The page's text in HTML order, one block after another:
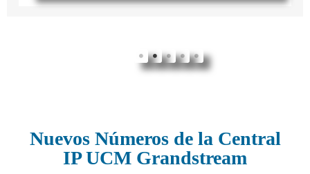
Nuevos Números de la Central
IP UCM Grandstream